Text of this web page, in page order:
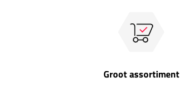
Groot assortiment